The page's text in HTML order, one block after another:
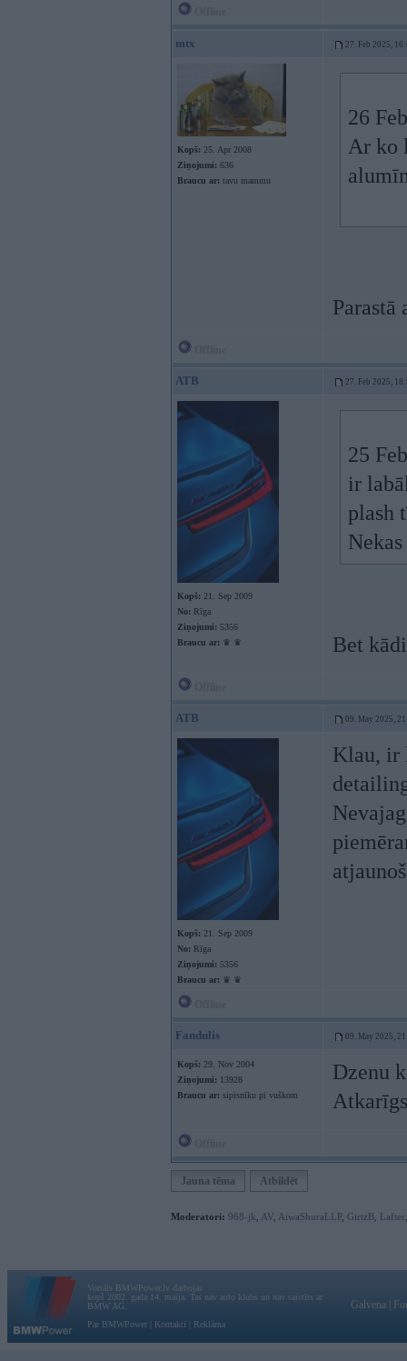
mtx 27. Feb 2025,
Kopš: 25. Apr 2008
Ziņojumi: 636
Braucu ar: tavu mammu
26
Ar ko
ATB 27. Feb 2025,
Kopš: 21. Sep 2009
No: Rīga
Ziņojumi: 5356
Braucu ar: ♛ ♛
25
ir
plash
Bet
ATB 09. May 2025,
Kopš: 21. Sep 2009
No: Rīga
Ziņojumi: 5356
Braucu ar: ♛ ♛
Klau, ir
Fandulis 09. May 2025,
Kopš: 29. Nov 2004
Ziņojumi: 13928
Braucu ar: sipisnīku pi vuškom
Dzenu
Jauna tēma Atbildēt
Moderatori: 968-jk AV AiwaShuraLLP, GirtzB Lafter
Vortāls BMWPower.lv darbojas
kopš 2002. gada 14. maija. Tas nav auto klubs un nav saistīts ar
BMW AG.
Par BMWPower
Kontakti Reklāma
Galvena